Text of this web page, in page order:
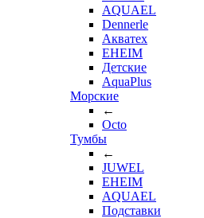
AQUAEL
Dennerle
Акватех
EHEIM
Детские
AquaPlus
Морские
←
Octo
Тумбы
←
JUWEL
EHEIM
AQUAEL
Подставки